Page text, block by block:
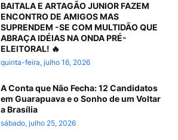
BAITALA E ARTAGÃO JUNIOR FAZEM
ENCONTRO DE AMIGOS MAS
SUPRENDEM -SE COM MULTIDÃO QUE
ABRAÇA IDÉIAS NA ONDA PRÉ-
ELEITORAL! 🔥
quinta-feira, julho 16, 2026
A Conta que Não Fecha: 12 Candidatos
em Guarapuava e o Sonho de um Voltar
a Brasília
sábado, julho 25, 2026